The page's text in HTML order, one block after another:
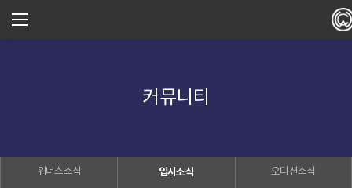
커뮤니티
위너스소식 입시소식 오디션소식